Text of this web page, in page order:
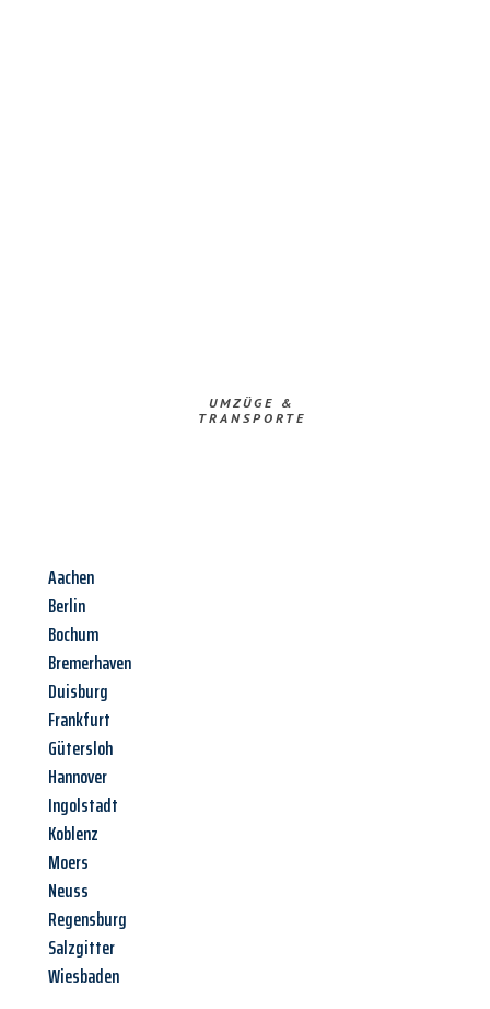
UMZÜGE &
TRANSPORTE
Aachen
Berlin
Bochum
Bremerhaven
Duisburg
Frankfurt
Gütersloh
Hannover
Ingolstadt
Koblenz
Moers
Neuss
Regensburg
Salzgitter
Wiesbaden